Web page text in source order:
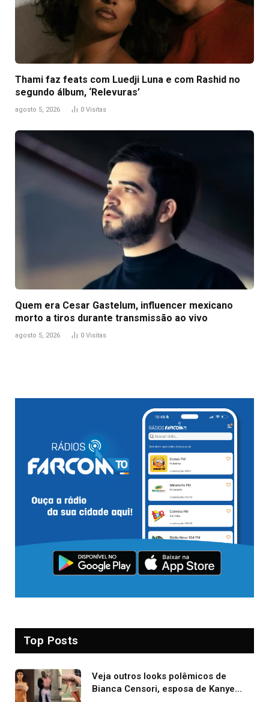
Thami faz feats com Luedji Luna e com Rashid no
segundo álbum, ‘Relevuras’
agosto 5, 2026 0 Visitas
Quem era Cesar Gastelum, influencer mexicano
morto a tiros durante transmissão ao vivo
agosto 5, 2026 0 Visitas
Top Posts
Veja outros looks polêmicos de
Bianca Censori, esposa de Kanye